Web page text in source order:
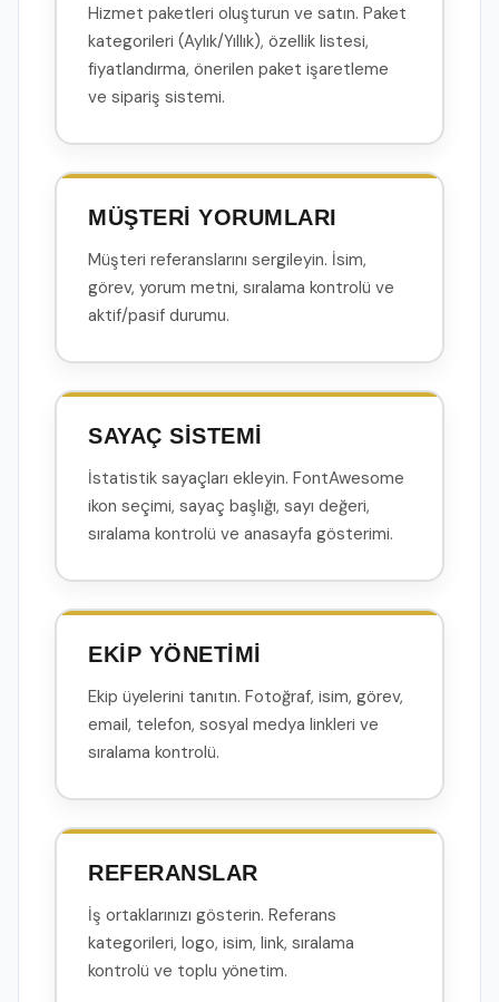
Hizmet paketleri oluşturun ve satın. Paket
kategorileri (Aylık/Yıllık), özellik listesi,
fiyatlandırma, önerilen paket işaretleme
ve sipariş sistemi.
MÜŞTERİ YORUMLARI
Müşteri referanslarını sergileyin. İsim,
görev, yorum metni, sıralama kontrolü ve
aktif/pasif durumu.
SAYAÇ SİSTEMİ
İstatistik sayaçları ekleyin. FontAwesome
ikon seçimi, sayaç başlığı, sayı değeri,
sıralama kontrolü ve anasayfa gösterimi.
EKİP YÖNETİMİ
Ekip üyelerini tanıtın. Fotoğraf, isim, görev,
email, telefon, sosyal medya linkleri ve
sıralama kontrolü.
REFERANSLAR
İş ortaklarınızı gösterin. Referans
kategorileri, logo, isim, link, sıralama
kontrolü ve toplu yönetim.